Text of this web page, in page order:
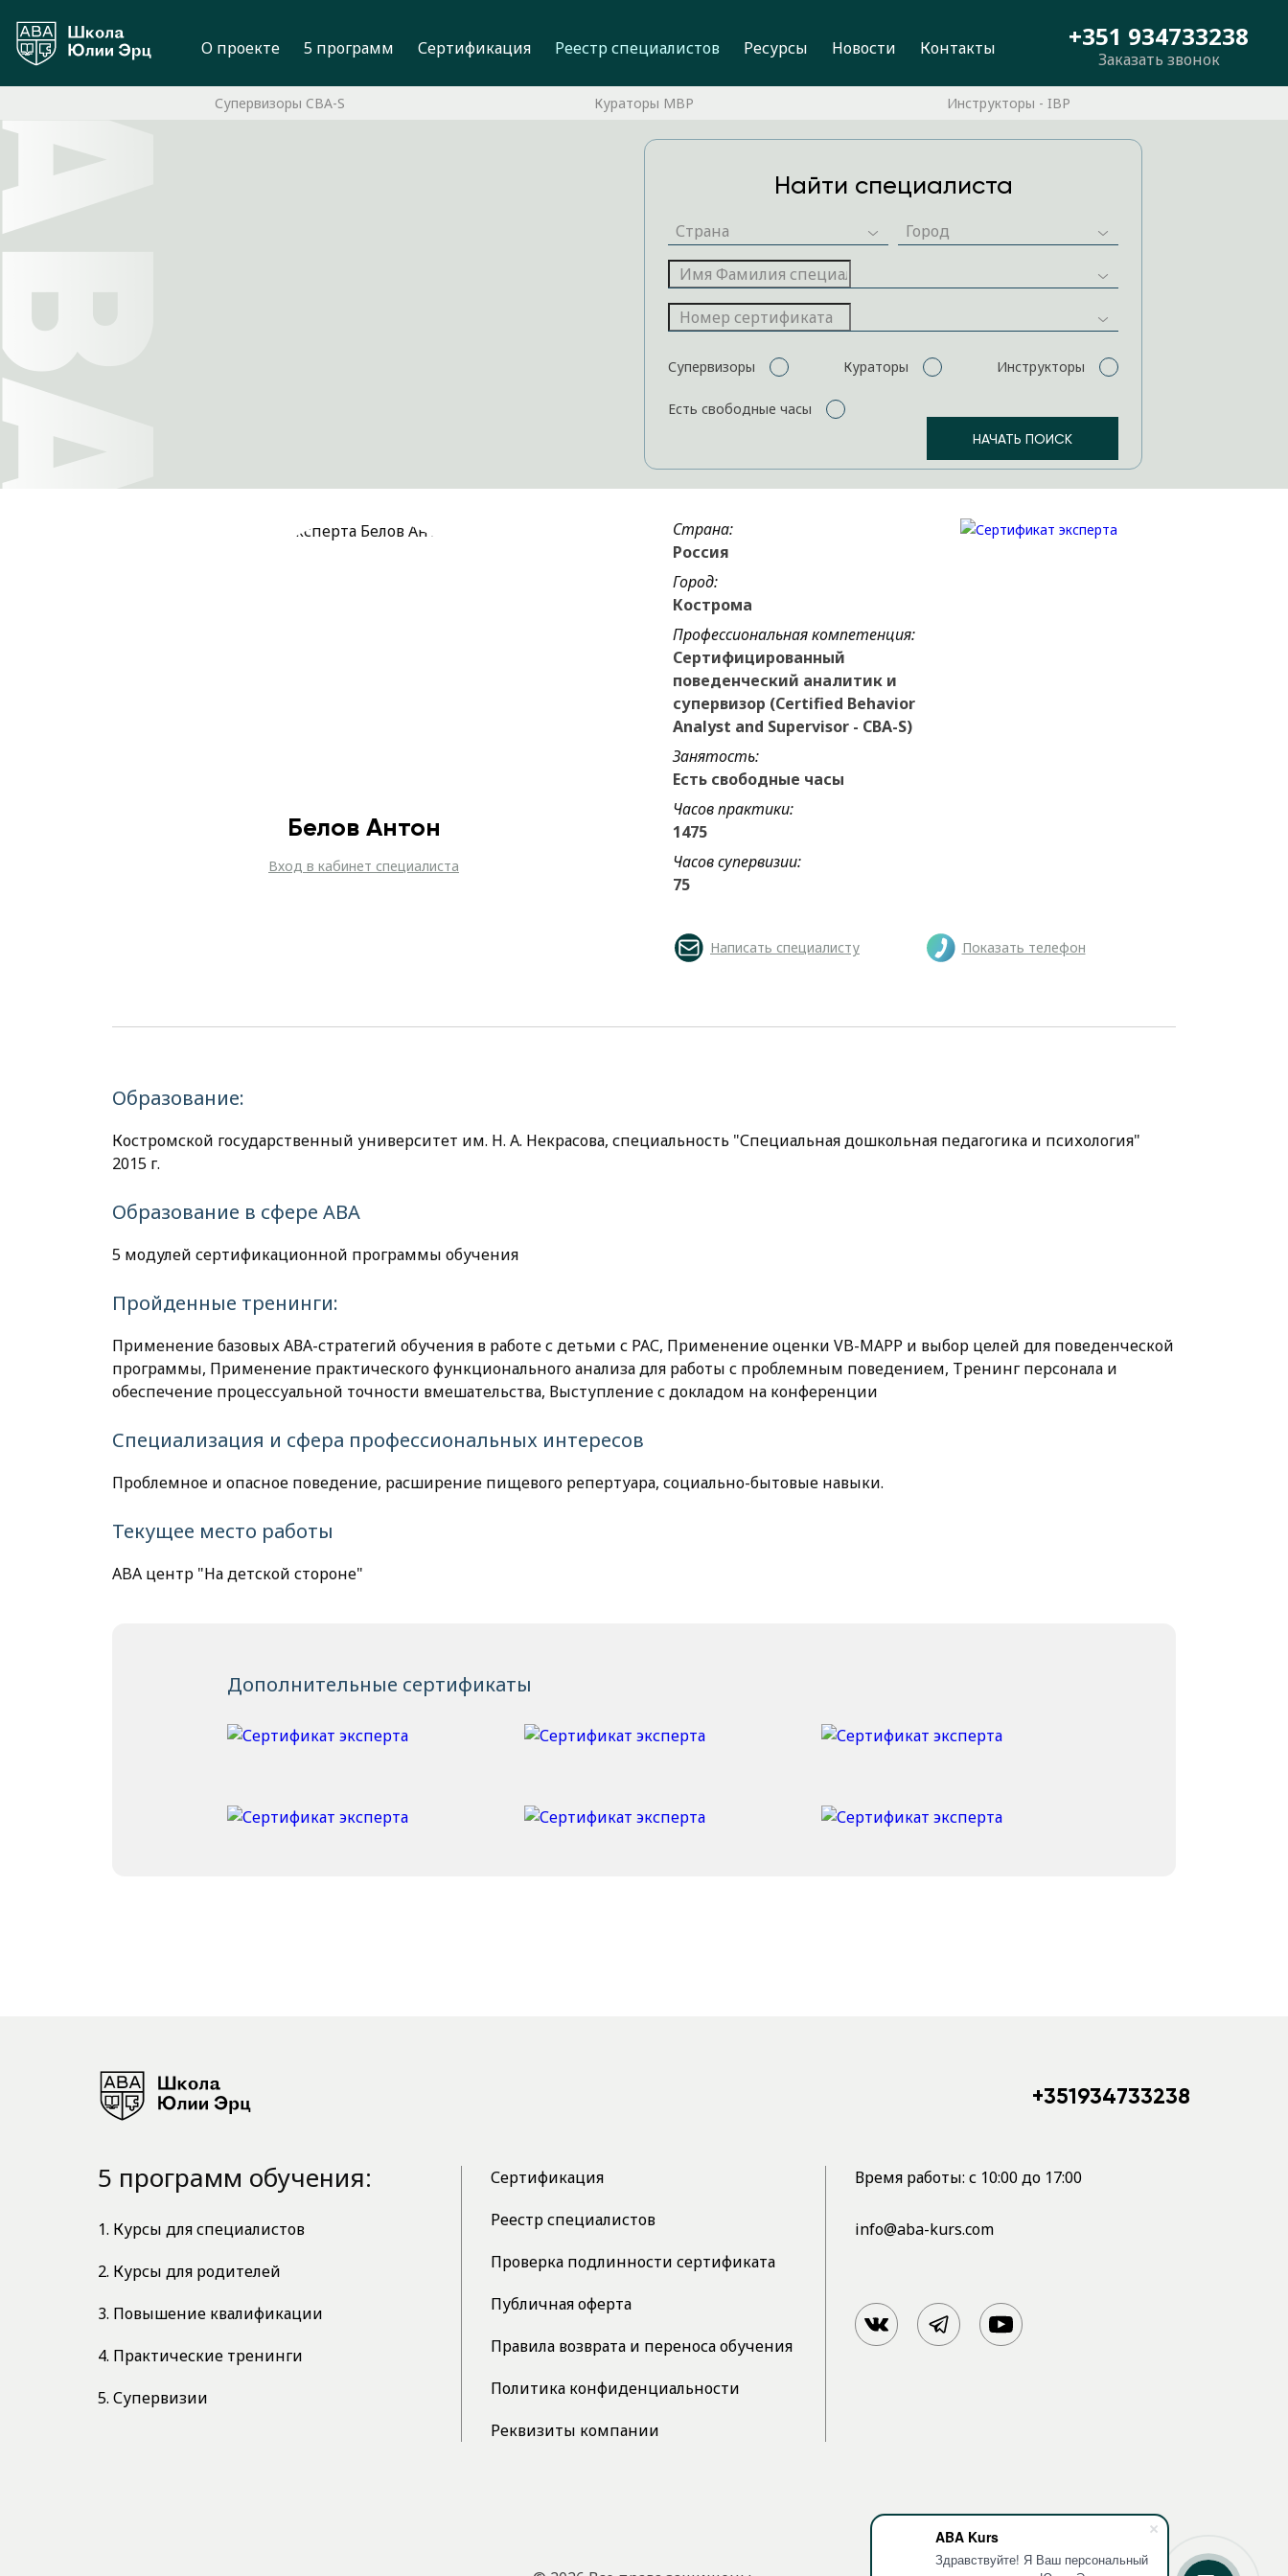
ABA Kurs
Здравствуйте! Я Ваш персональный
О проекте 5 программ Сертификация Реестр специалистов Ресурсы Новости Контакты +351 934733238
Заказать звонок
Супервизоры CBA-S Кураторы MBP Инструкторы - IBP
Найти специалиста
Супервизоры Кураторы Инструкторы
Есть свободные часы
Белов Антон
Вход в кабинет специалиста
Страна:
Россия
Город:
Кострома
Профессиональная компетенция:
Сертифицированный
поведенческий аналитик и
супервизор (Certified Behavior
Analyst and Supervisor - CBA-S)
Занятость:
Есть свободные часы
Часов практики:
1475
Часов супервизии:
75
Написать специалисту Показать телефон
Образование:
Костромской государственный университет им. Н. А. Некрасова, специальность "Специальная дошкольная педагогика и психология"
2015 г.
Образование в сфере АВА
5 модулей сертификационной программы обучения
Пройденные тренинги:
Применение базовых АВА-стратегий обучения в работе с детьми с РАС, Применение оценки VB-MAPP и выбор целей для поведенческой
программы, Применение практического функционального анализа для работы с проблемным поведением, Тренинг персонала и
обеспечение процессуальной точности вмешательства, Выступление с докладом на конференции
Специализация и сфера профессиональных интересов
Проблемное и опасное поведение, расширение пищевого репертуара, социально-бытовые навыки.
Текущее место работы
ABA центр "На детской стороне"
Дополнительные сертификаты
+351934733238
5 программ обучения:
1. Курсы для специалистов
2. Курсы для родителей
3. Повышение квалификации
4. Практические тренинги
5. Супервизии
Сертификация
Реестр специалистов
Проверка подлинности сертификата
Публичная оферта
Правила возврата и переноса обучения
Политика конфиденциальности
Реквизиты компании
Время работы: с 10:00 до 17:00
info@aba-kurs.com